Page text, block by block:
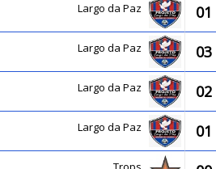
Largo da Paz 01
Largo da Paz 03
Largo da Paz 02
Largo da Paz 01